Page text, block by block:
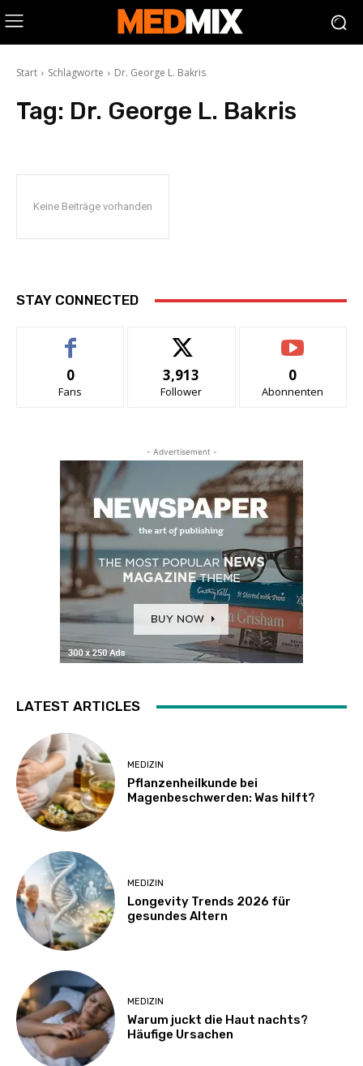
Start Schlagworte Dr. George L. Bakris
Tag: Dr. George L. Bakris
Keine Beiträge vorhanden
STAY CONNECTED
0
Fans
3,913
Follower
0
Abonnenten
- Advertisement -
LATEST ARTICLES
MEDIZIN
Pflanzenheilkunde bei
Magenbeschwerden: Was hilft?
MEDIZIN
Longevity Trends 2026 für
gesundes Altern
MEDIZIN
Warum juckt die Haut nachts?
Häufige Ursachen